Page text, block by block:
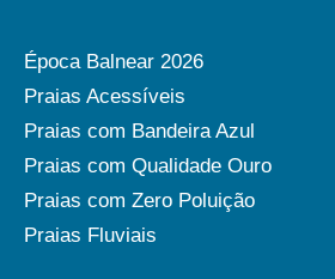
Época Balnear 2026
Praias Acessíveis
Praias com Bandeira Azul
Praias com Qualidade Ouro
Praias com Zero Poluição
Praias Fluviais